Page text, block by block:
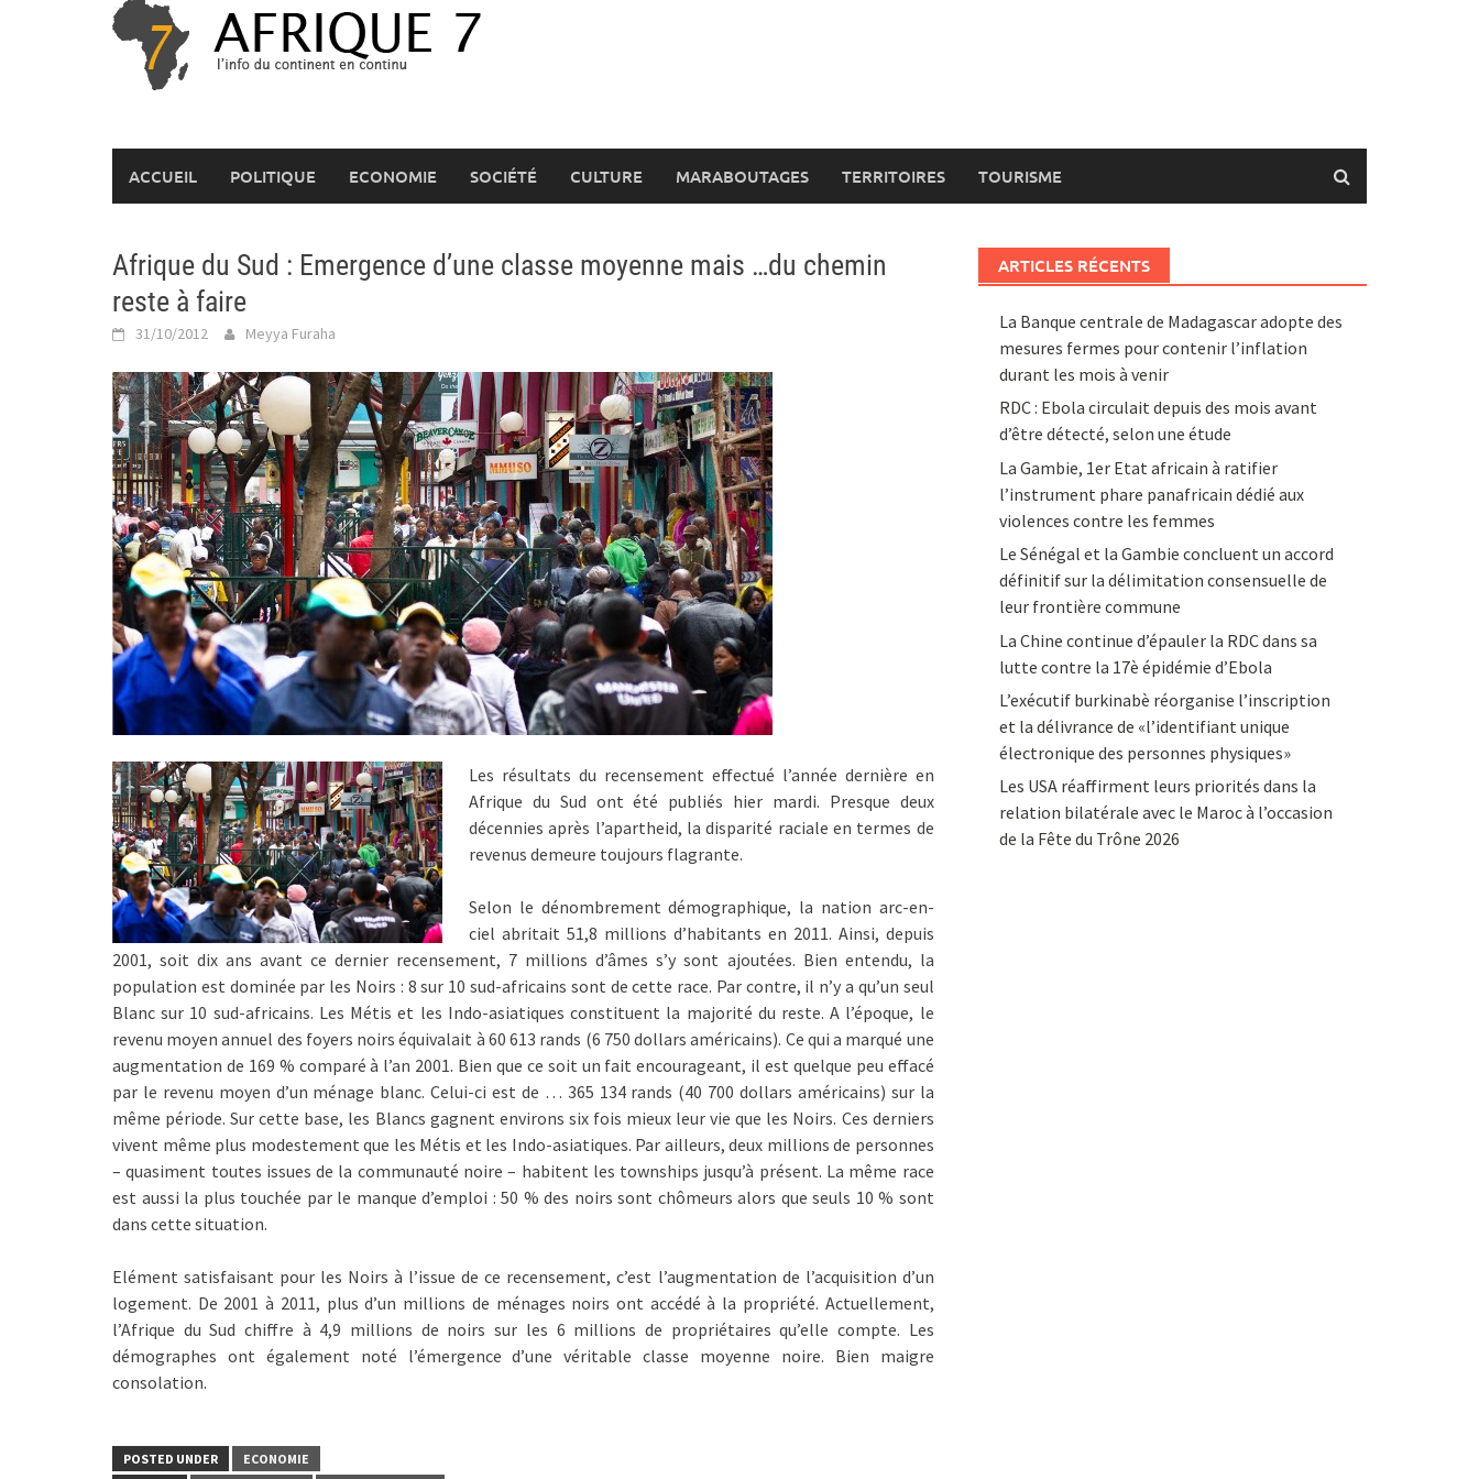
ACCUEIL POLITIQUE ECONOMIE SOCIÉTÉ CULTURE MARABOUTAGES TERRITOIRES TOURISME
Afrique du Sud : Emergence d’une classe moyenne mais …du chemin
reste à faire
31/10/2012 Meyya Furaha
Les résultats du recensement effectué l’année dernière en
Afrique du Sud ont été publiés hier mardi. Presque deux
décennies après l’apartheid, la disparité raciale en termes de
revenus demeure toujours flagrante.
Selon le dénombrement démographique, la nation arc-en-
ciel abritait 51,8 millions d’habitants en 2011. Ainsi, depuis
2001, soit dix ans avant ce dernier recensement, 7 millions d’âmes s’y sont ajoutées. Bien entendu, la
population est dominée par les Noirs : 8 sur 10 sud-africains sont de cette race. Par contre, il n’y a qu’un seul
Blanc sur 10 sud-africains. Les Métis et les Indo-asiatiques constituent la majorité du reste. A l’époque, le
revenu moyen annuel des foyers noirs équivalait à 60 613 rands (6 750 dollars américains). Ce qui a marqué une
augmentation de 169 % comparé à l’an 2001. Bien que ce soit un fait encourageant, il est quelque peu effacé
par le revenu moyen d’un ménage blanc. Celui-ci est de … 365 134 rands (40 700 dollars américains) sur la
même période. Sur cette base, les Blancs gagnent environs six fois mieux leur vie que les Noirs. Ces derniers
vivent même plus modestement que les Métis et les Indo-asiatiques. Par ailleurs, deux millions de personnes
– quasiment toutes issues de la communauté noire – habitent les townships jusqu’à présent. La même race
est aussi la plus touchée par le manque d’emploi : 50 % des noirs sont chômeurs alors que seuls 10 % sont
dans cette situation.
Elément satisfaisant pour les Noirs à l’issue de ce recensement, c’est l’augmentation de l’acquisition d’un
logement. De 2001 à 2011, plus d’un millions de ménages noirs ont accédé à la propriété. Actuellement,
l’Afrique du Sud chiffre à 4,9 millions de noirs sur les 6 millions de propriétaires qu’elle compte. Les
démographes ont également noté l’émergence d’une véritable classe moyenne noire. Bien maigre
consolation.
POSTED UNDER ECONOMIE
ARTICLES RÉCENTS
La Banque centrale de Madagascar adopte des
mesures fermes pour contenir l’inflation
durant les mois à venir
RDC : Ebola circulait depuis des mois avant
d’être détecté, selon une étude
La Gambie, 1er Etat africain à ratifier
l’instrument phare panafricain dédié aux
violences contre les femmes
Le Sénégal et la Gambie concluent un accord
définitif sur la délimitation consensuelle de
leur frontière commune
La Chine continue d’épauler la RDC dans sa
lutte contre la 17è épidémie d’Ebola
L’exécutif burkinabè réorganise l’inscription
et la délivrance de «l’identifiant unique
électronique des personnes physiques»
Les USA réaffirment leurs priorités dans la
relation bilatérale avec le Maroc à l’occasion
de la Fête du Trône 2026